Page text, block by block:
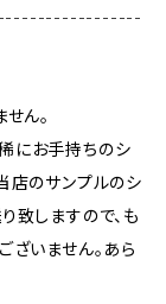
ん。
にお手持ちのシ
店のサンプルのシ
致しますので、も
ざいません。あら